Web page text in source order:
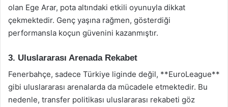
olan Ege Arar, pota altındaki etkili oyunuyla dikkat
çekmektedir. Genç yaşına rağmen, gösterdiği
performansla koçun güvenini kazanmıştır.
3. Uluslararası Arenada Rekabet
Fenerbahçe, sadece Türkiye liginde değil, **EuroLeague**
gibi uluslararası arenalarda da mücadele etmektedir. Bu
nedenle, transfer politikası uluslararası rekabeti göz